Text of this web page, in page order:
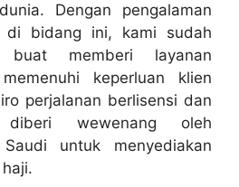
Dengan pengalaman
di bidang ini, kami sudah
buat memberi layanan
keperluan klien
perjalanan berlisensi dan
wewenang oleh
untuk menyediakan